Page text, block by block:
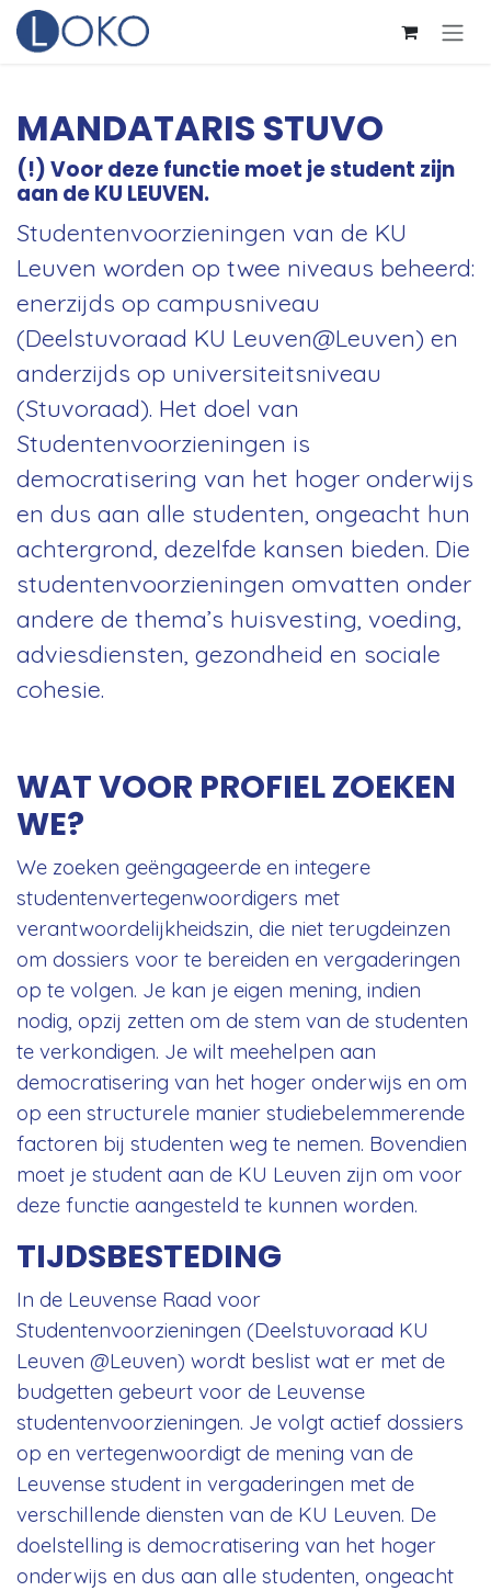
Overslaan naar inhoud
MANDATARIS STUVO
(!) Voor deze functie moet je student zijn
aan de KU LEUVEN.
Studentenvoorzieningen van de KU
Leuven worden op twee niveaus beheerd:
enerzijds op campusniveau
(Deelstuvoraad KU Leuven@Leuven) en
anderzijds op universiteitsniveau
(Stuvoraad). Het doel van
Studentenvoorzieningen is
democratisering van het hoger onderwijs
en dus aan alle studenten, ongeacht hun
achtergrond, dezelfde kansen bieden. Die
studentenvoorzieningen omvatten onder
andere de thema’s huisvesting, voeding,
adviesdiensten, gezondheid en sociale
cohesie.
WAT VOOR PROFIEL ZOEKEN
WE?
We zoeken geëngageerde en integere
studentenvertegenwoordigers met
verantwoordelijkheidszin, die niet terugdeinzen
om dossiers voor te bereiden en vergaderingen
op te volgen. Je kan je eigen mening, indien
nodig, opzij zetten om de stem van de studenten
te verkondigen. Je wilt meehelpen aan
democratisering van het hoger onderwijs en om
op een structurele manier studiebelemmerende
factoren bij studenten weg te nemen. Bovendien
moet je student aan de KU Leuven zijn om voor
deze functie aangesteld te kunnen worden.
TIJDSBESTEDING
In de Leuvense Raad voor
Studentenvoorzieningen (Deelstuvoraad KU
Leuven @Leuven) wordt beslist wat er met de
budgetten gebeurt voor de Leuvense
studentenvoorzieningen. Je volgt actief dossiers
op en vertegenwoordigt de mening van de
Leuvense student in vergaderingen met de
verschillende diensten van de KU Leuven. De
doelstelling is democratisering van het hoger
onderwijs en dus aan alle studenten, ongeacht